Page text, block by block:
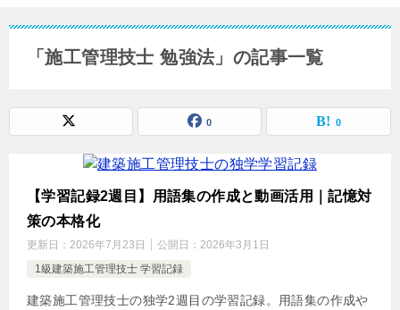
「施工管理技士 勉強法」の記事一覧
0 0
【学習記録2週目】用語集の作成と動画活用｜記憶対
策の本格化
更新日： 2026年7月23日 公開日： 2026年3月1日
1級建築施工管理技士 学習記録
建築施工管理技士の独学2週目の学習記録。用語集の作成や